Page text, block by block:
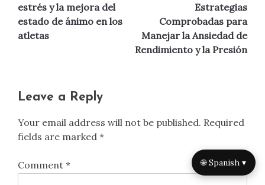
estrés y la mejora del
estado de ánimo en los
atletas
Estrategias
Comprobadas para
Manejar la Ansiedad de
Rendimiento y la Presión
Leave a Reply
Your email address will not be published. Required
fields are marked *
Comment * 🌐 Spanish ▾